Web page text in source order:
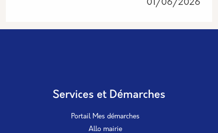
01/06/2026
Services et Démarches
Portail Mes démarches
Allo mairie